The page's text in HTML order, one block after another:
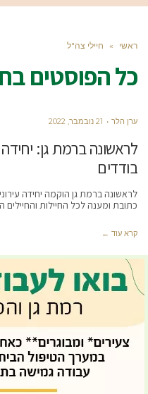
ראשי » חיילי צה"ל
כל הפוסטים ב
ערן הלר 21 נובמבר, 2022
לראשונה ברמת גן: יחידה
בודדים
לראשונה ברמת גן הוקמה יחידה
כתובת ומענה לכל החיילות
קרא עוד ←